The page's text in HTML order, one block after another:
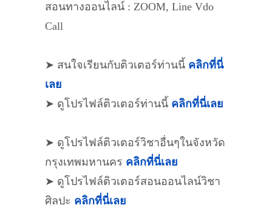
สอนทางออนไลน์ : ZOOM, Line Vdo
Call
➤ สนใจเรียนกับติวเตอร์ท่านนี้ คลิกที่นี่
เลย
➤ ดูโปรไฟล์ติวเตอร์ท่านนี้ คลิกที่นี่เลย
➤ ดูโปรไฟล์ติวเตอร์วิชาอื่นๆในจังหวัด
กรุงเทพมหานคร คลิกที่นี่เลย
➤ ดูโปรไฟล์ติวเตอร์สอนออนไลน์วิชา
ศิลปะ คลิกที่นี่เลย